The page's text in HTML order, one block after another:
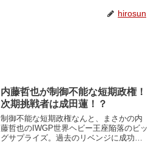
hirosun
内藤哲也が制御不能な短期政権！
次期挑戦者は成田蓮！？
制御不能な短期政権なんと、まさかの内
藤哲也のIWGP世界ヘビー王座陥落のビッ
グサプライズ。過去のリベンジに成功